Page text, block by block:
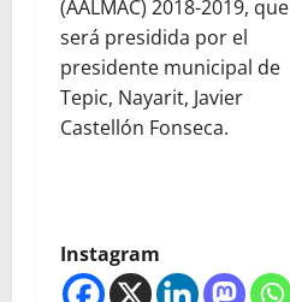
(AALMAC) 2018-2019, que
será presidida por el
presidente municipal de
Tepic, Nayarit, Javier
Castellón Fonseca.
Instagram